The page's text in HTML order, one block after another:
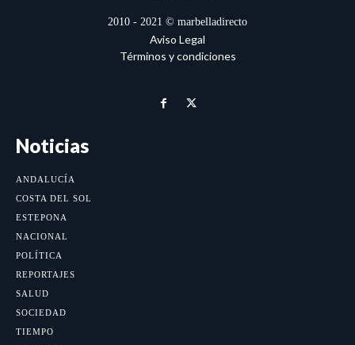
2010 - 2021 © marbelladirecto
Aviso Legal
Términos y condiciones
Noticias
ANDALUCÍA
COSTA DEL SOL
ESTEPONA
NACIONAL
POLÍTICA
REPORTAJES
SALUD
SOCIEDAD
TIEMPO